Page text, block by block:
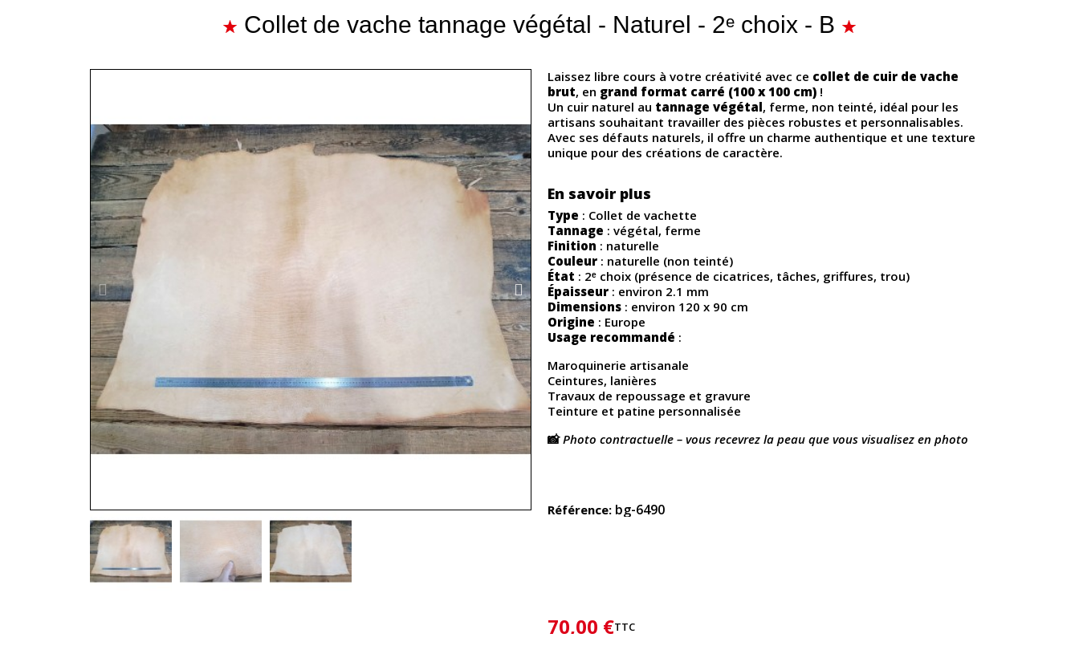
Collet de vache tannage végétal - Naturel - 2ᵉ choix - B
Laissez libre cours à votre créativité avec ce collet de cuir de vache
brut, en grand format carré (100 x 100 cm) !
Un cuir naturel au tannage végétal, ferme, non teinté, idéal pour les
artisans souhaitant travailler des pièces robustes et personnalisables.
Avec ses défauts naturels, il offre un charme authentique et une texture
unique pour des créations de caractère.
En savoir plus
Type : Collet de vachette
Tannage : végétal, ferme
Finition : naturelle
Couleur : naturelle (non teinté)
État : 2ᵉ choix (présence de cicatrices, tâches, griffures, trou)
Épaisseur : environ 2.1 mm
Dimensions : environ 120 x 90 cm
Origine : Europe
Usage recommandé :
Maroquinerie artisanale
Ceintures, lanières
Travaux de repoussage et gravure
Teinture et patine personnalisée
📸Photo contractuelle – vous recevrez la peau que vous visualisez en photo
Référence bg-6490
70,00 €TTC